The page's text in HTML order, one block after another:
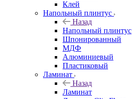
Клей
Напольный плинтус
Назад
Напольный плинтус
Шпонированный
МДФ
Алюминиевый
Пластиковый
Ламинат
Назад
Ламинат